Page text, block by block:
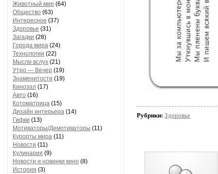
Животный мир (64)
Общество (63)
Интересное (37)
Здоровье (31)
Загадки (28)
Города мира (24)
Технологии (22)
Мысли вслух (21)
Утро — Вечер (19)
Знаменитости (19)
Кинозал (17)
Авто (16)
Котоматрица (15)
Дизайн интерьера (14)
Гифки (13)
Мотиваторы/Демотиваторы (11)
Курорты мира (11)
Новости (11)
Кулинария (9)
Новости и новинки кино (8)
История (3)
Рубрики: Здоровье